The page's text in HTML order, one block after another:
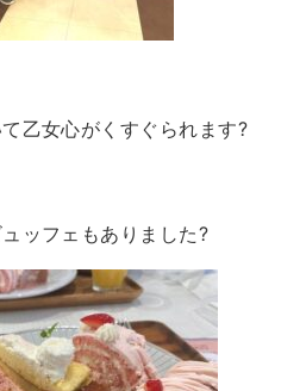
乙女心がくすぐられます?
ッフェもありました?